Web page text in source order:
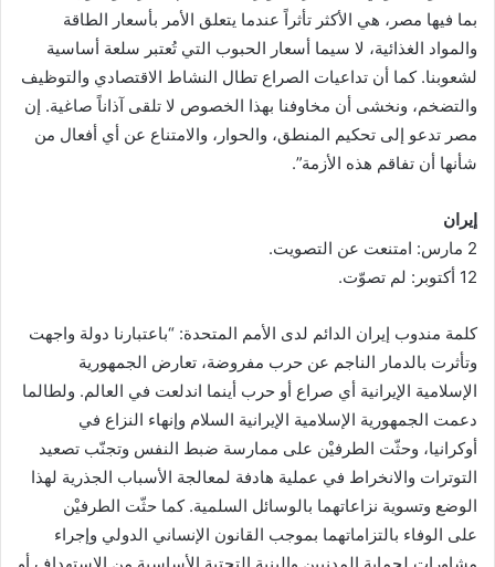
بما فيها مصر، هي الأكثر تأثراً عندما يتعلق الأمر بأسعار الطاقة
والمواد الغذائية، لا سيما أسعار الحبوب التي تُعتبر سلعة أساسية
لشعوبنا. كما أن تداعيات الصراع تطال النشاط الاقتصادي والتوظيف
والتضخم، ونخشى أن مخاوفنا بهذا الخصوص لا تلقى آذاناً صاغية. إن
مصر تدعو إلى تحكيم المنطق، والحوار، والامتناع عن أي أفعال من
شأنها أن تفاقم هذه الأزمة”.
إيران
2 مارس: امتنعت عن التصويت.
12 أكتوبر: لم تصوّت.
كلمة مندوب إيران الدائم لدى الأمم المتحدة: “باعتبارنا دولة واجهت
وتأثرت بالدمار الناجم عن حرب مفروضة، تعارض الجمهورية
الإسلامية الإيرانية أي صراع أو حرب أينما اندلعت في العالم. ولطالما
دعمت الجمهورية الإسلامية الإيرانية السلام وإنهاء النزاع في
أوكرانيا، وحثّت الطرفيْن على ممارسة ضبط النفس وتجنّب تصعيد
التوترات والانخراط في عملية هادفة لمعالجة الأسباب الجذرية لهذا
الوضع وتسوية نزاعاتهما بالوسائل السلمية. كما حثّت الطرفيْن
على الوفاء بالتزاماتهما بموجب القانون الإنساني الدولي وإجراء